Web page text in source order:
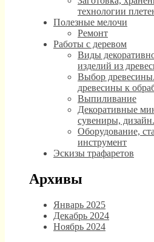
технологии
Полезные мелочи
Ремонт
Работы с деревом
Виды
изделий из
Выбор
древесины к
Выпиливание
Декоративные
сувениры, дизайн.
Оборудование,
инструмент
Эскизы трафаретов
Архивы
Январь 2025
Декабрь 2024
Ноябрь 2024